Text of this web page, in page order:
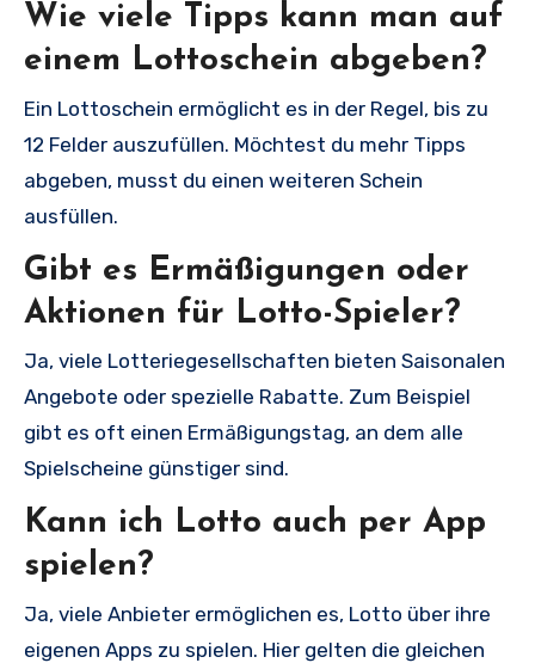
Wie viele Tipps kann man auf
einem Lottoschein abgeben?
Ein Lottoschein ermöglicht es in der Regel, bis zu
12 Felder auszufüllen. Möchtest du mehr Tipps
abgeben, musst du einen weiteren Schein
ausfüllen.
Gibt es Ermäßigungen oder
Aktionen für Lotto-Spieler?
Ja, viele Lotteriegesellschaften bieten Saisonalen
Angebote oder spezielle Rabatte. Zum Beispiel
gibt es oft einen Ermäßigungstag, an dem alle
Spielscheine günstiger sind.
Kann ich Lotto auch per App
spielen?
Ja, viele Anbieter ermöglichen es, Lotto über ihre
eigenen Apps zu spielen. Hier gelten die gleichen